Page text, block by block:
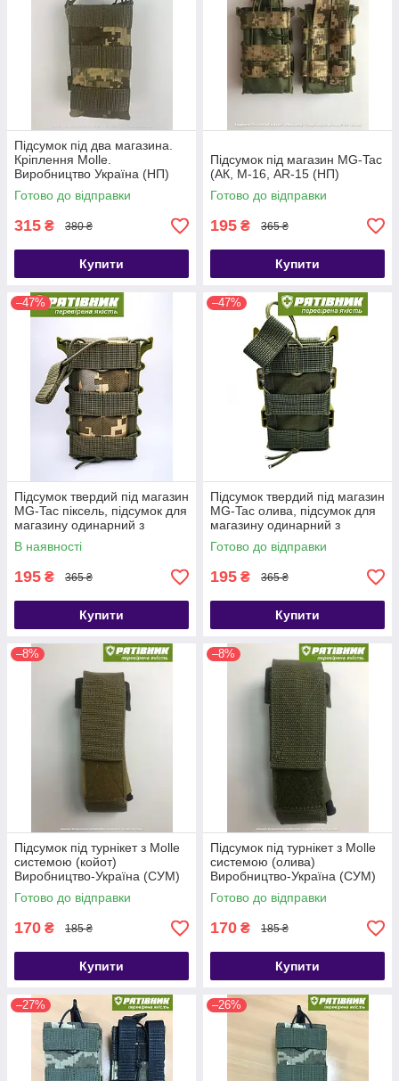
Підсумок під два магазина.
Кріплення Molle.
Виробництво Україна (НП)
Готово до відправки
315 ₴ 380 ₴
Купити
Підсумок під магазин MG-Tac
(АК, М-16, AR-15 (НП)
Готово до відправки
195 ₴ 365 ₴
Купити
–47%
Підсумок твердий під магазин
MG-Tac піксель, підсумок для
магазину одинарний з
пластиковими вставками (АК,
М-16, AR-15) (НП)
В наявності
195 ₴ 365 ₴
Купити
–47%
Підсумок твердий під магазин
MG-Tac олива, підсумок для
магазину одинарний з
пластиковими вставками (АК,
М-16, AR-15) (НП)
Готово до відправки
195 ₴ 365 ₴
Купити
–8%
Підсумок під турнікет з Molle
системою (койот)
Виробництво-Україна (СУМ)
Готово до відправки
170 ₴ 185 ₴
Купити
–8%
Підсумок під турнікет з Molle
системою (олива)
Виробництво-Україна (СУМ)
Готово до відправки
170 ₴ 185 ₴
Купити
–27% –26%